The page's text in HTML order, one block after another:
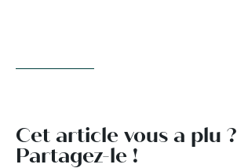
Cet article vous a plu ?
Partagez-le !